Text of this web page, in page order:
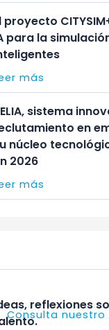
proyecto
para la
más
sistema
en
núcleo
2026
más
reflexiones
Consulta nuestro